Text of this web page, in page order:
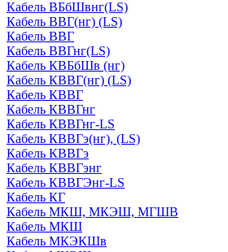
Кабель ВБбШвнг(LS)
Кабель ВВГ(нг) (LS)
Кабель ВВГ
Кабель ВВГнг(LS)
Кабель КВБбШв (нг)
Кабель КВВГ(нг) (LS)
Кабель КВВГ
Кабель КВВГнг
Кабель КВВГнг-LS
Кабель КВВГэ(нг), (LS)
Кабель КВВГэ
Кабель КВВГэнг
Кабель КВВГЭнг-LS
Кабель КГ
Кабель МКШ, МКЭШ, МГШВ
Кабель МКШ
Кабель МКЭКШв